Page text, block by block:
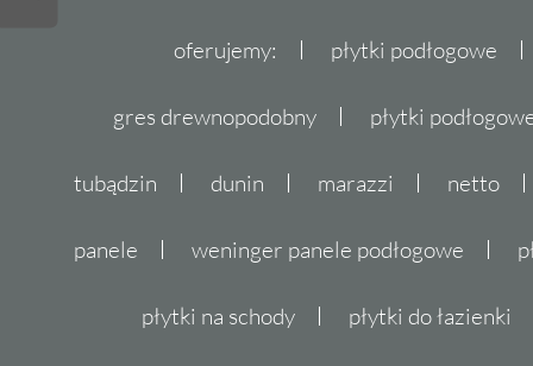
oferujemy: płytki podłogowe
gres drewnopodobny płytki
tubądzin dunin marazzi netto
panele weninger panele podłogowe
płytki na schody płytki do łazienki